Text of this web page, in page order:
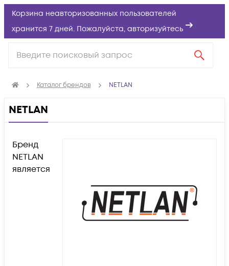
Корзина неавторизованных пользователей
хранится 7 дней. Пожалуйста, авторизуйтесь
Каталог брендов NETLAN
NETLAN
Бренд
NETLAN
является